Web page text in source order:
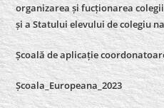
organizarea și fucționarea
și a Statului elevului de colegiu
Școală de aplicație
Școala_Europeana_2023